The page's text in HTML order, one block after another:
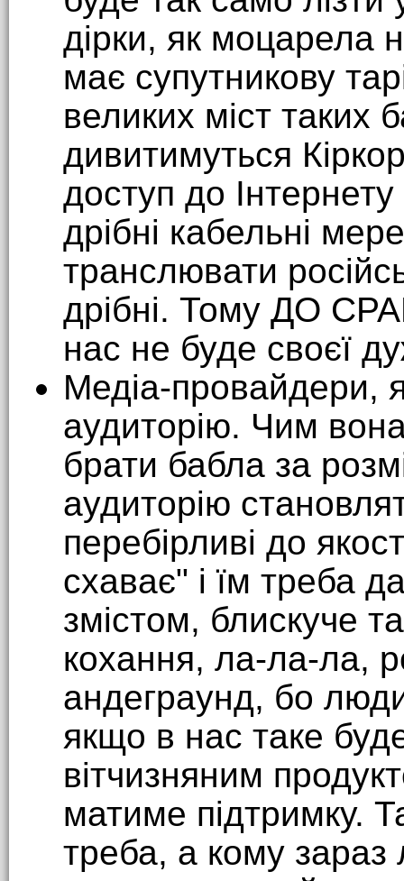
дірки, як моцарела
має супутникову
великих міст таких
дивитимуться
доступ до
дрібні кабельні
транслювати
дрібні. Тому ДО
нас не буде своєї
Медіа-провайдери,
аудиторію. Чим
брати бабла за
аудиторію
перебірливі до
схаває" і їм треба
змістом, блискуче
кохання, ла-ла-ла,
андеграунд, бо
якщо в нас таке
вітчизняним
матиме підтримку.
треба, а кому зараз